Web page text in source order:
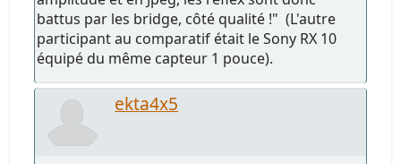
battus par les bridge, côté qualité !" (L'autre
participant au comparatif était le Sony RX 10
équipé du même capteur 1 pouce).
ekta4x5